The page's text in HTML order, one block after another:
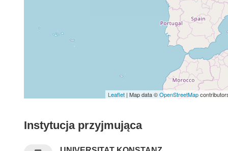
Leaflet | Map data ©OpenStreetMap
Instytucja przyjmująca